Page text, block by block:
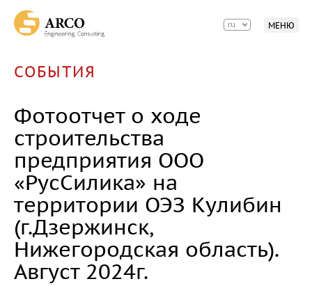
ru МЕНЮ
СОБЫТИЯ
Фотоотчет о ходе
строительства
предприятия ООО
«РусСилика» на
территории ОЭЗ Кулибин
(г.Дзержинск,
Нижегородская область).
Август 2024г.